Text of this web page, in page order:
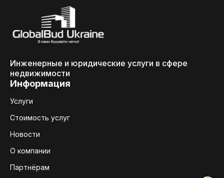
Инженерные и юридические услуги в сфере
недвижимости
Информация
Услуги
Стоимость услуг
Новости
О компании
Партнёрам